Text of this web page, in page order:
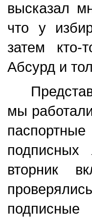
высказал
что у
затем кто-
Абсурд и
мы
вторник